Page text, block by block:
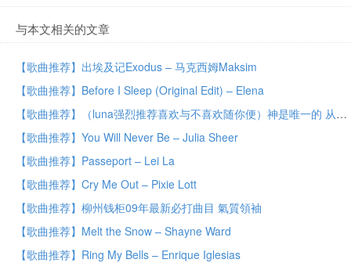
与本文相关的文章
【歌曲推荐】出埃及记Exodus – 马克西姆Maksim
【歌曲推荐】Before I Sleep (Original Edit) – Elena
【歌曲推荐】（luna强烈推荐喜欢与不喜欢随你便）神是唯一的 从开始就有的 也是永远存在下去的 Iceland myth
【歌曲推荐】You Will Never Be – Julia Sheer
【歌曲推荐】Passeport – Lei La
【歌曲推荐】Cry Me Out – Pixie Lott
【歌曲推荐】柳州钱柜09年最新必打曲目 氣質領袖
【歌曲推荐】Melt the Snow – Shayne Ward
【歌曲推荐】Ring My Bells – Enrique Iglesias